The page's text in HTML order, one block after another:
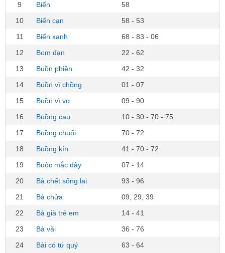
9
Biển
58
10
Biển cạn
58 - 53
11
Biển xanh
68 - 83 - 06
12
Bom đạn
22 - 62
13
Buồn phiền
42 - 32
14
Buồn vì chồng
01 - 07
15
Buồn vì vợ
09 - 90
16
Buồng cau
10 - 30 - 70 - 75
17
Buồng chuối
70 - 72
18
Buồng kín
41 - 70 - 72
19
Buộc mắc dây
07 - 14
20
Bà chết sống lại
93 - 96
21
Bà chửa
09, 29, 39
22
Bà già trẻ em
14 - 41
23
Bà vãi
36 - 76
24
Bài có tứ quý
63 - 64